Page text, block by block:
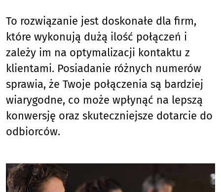
To rozwiązanie jest doskonałe dla firm,
które wykonują dużą ilość połączeń i
zależy im na optymalizacji kontaktu z
klientami. Posiadanie różnych numerów
sprawia, że Twoje połączenia są bardziej
wiarygodne, co może wpłynąć na lepszą
konwersję oraz skuteczniejsze dotarcie do
odbiorców.